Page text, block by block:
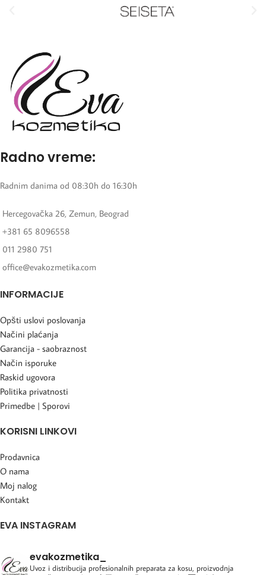
Radno vreme:
Radnim danima od 08:30h do 16:30h
Hercegovačka 26, Zemun, Beograd
+381 65 8096558
011 2980 751
office@evakozmetika.com
INFORMACIJE
Opšti uslovi poslovanja
Načini plaćanja
Garancija - saobraznost
Način isporuke
Raskid ugovora
Politika privatnosti
Primedbe | Sporovi
KORISNI LINKOVI
Prodavnica
O nama
Moj nalog
Kontakt
EVA INSTAGRAM
evakozmetika_
Uvoz i distribucija profesionalnih preparata za kosu, proizvodnja